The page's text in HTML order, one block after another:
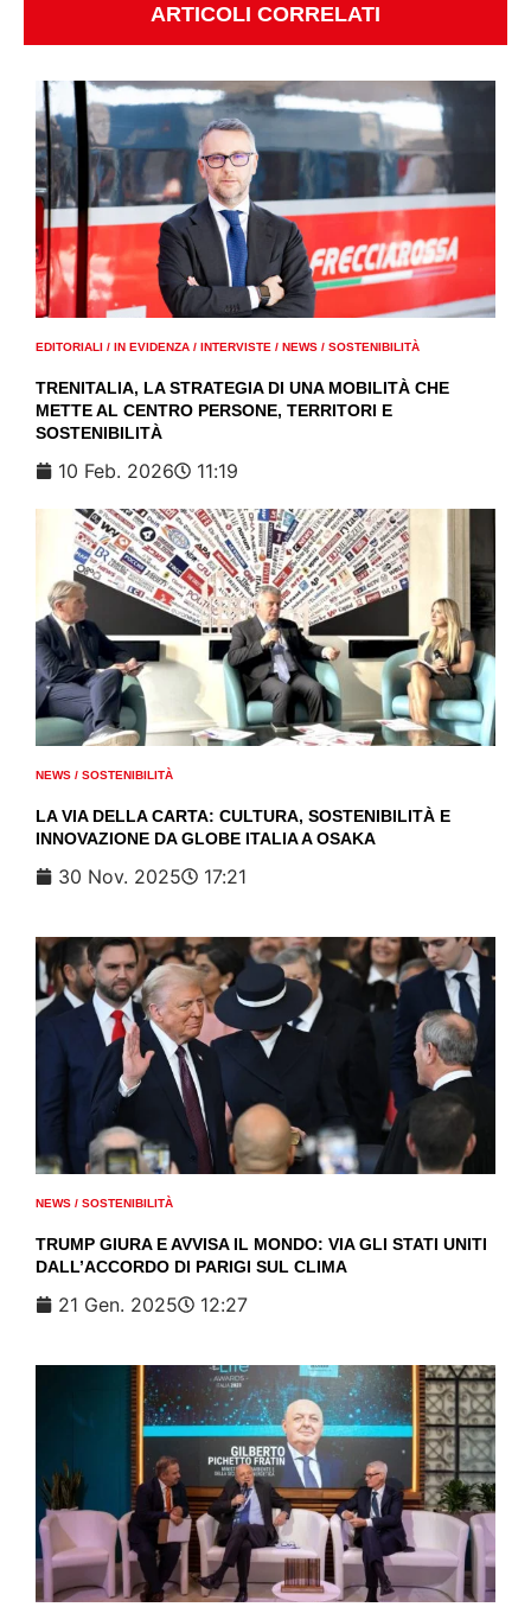
ARTICOLI CORRELATI
EDITORIALI / IN EVIDENZA / INTERVISTE / NEWS / SOSTENIBILITÀ
TRENITALIA, LA STRATEGIA DI UNA MOBILITÀ CHE
METTE AL CENTRO PERSONE, TERRITORI E
SOSTENIBILITÀ
10 Feb. 2026 11:19
NEWS / SOSTENIBILITÀ
LA VIA DELLA CARTA: CULTURA, SOSTENIBILITÀ E
INNOVAZIONE DA GLOBE ITALIA A OSAKA
30 Nov. 2025 17:21
NEWS / SOSTENIBILITÀ
TRUMP GIURA E AVVISA IL MONDO: VIA GLI STATI UNITI
DALL’ACCORDO DI PARIGI SUL CLIMA
21 Gen. 2025 12:27